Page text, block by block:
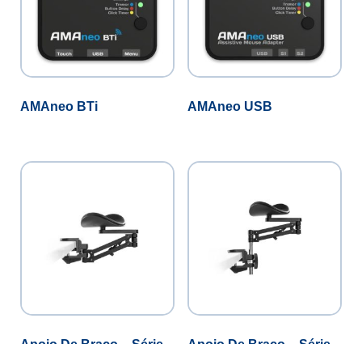
AMAneo BTi AMAneo USB